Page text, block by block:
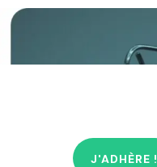
J'ADHÈRE !